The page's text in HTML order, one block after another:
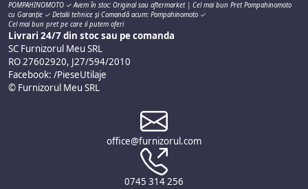
POMPAHINOMOTO ✓ Avem în stoc: Original sau aftermarket | Cel mai bun Pret Pompahinomoto
cu Garanție ✓ Detalii tehnice și Comandă acum: Pompahinomoto ✓
Cel mai bun pret pe care il putem oferi
Livrari 24/7 din stoc sau pe comanda
SC Furnizorul Meu SRL
RO 27602920, J27/594/2010
Facebook: /PieseUtilaje
© Furnizorul Meu SRL
office@furnizorul.com
0745 314 256